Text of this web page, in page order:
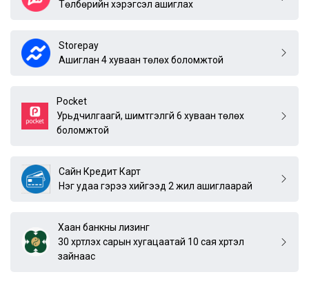
Төлбөрийн хэрэгсэл ашиглах
Storepay
Ашиглан 4 хуваан төлөх боломжтой
Pocket
Урьдчилгаагүй, шимтгэлгүй 6 хуваан төлөх
боломжтой
Сайн Кредит Карт
Нэг удаа гэрээ хийгээд 2 жил ашиглаарай
Хаан банкны лизинг
30 хүртлэх сарын хугацаатай 10 сая хүртэл
зайнаас